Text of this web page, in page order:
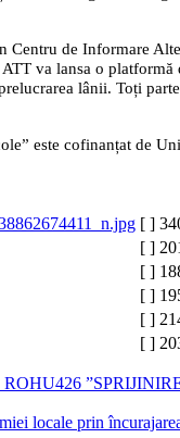
de Informare
va lansa o
lânii. Toți
este cofinanțat de
[ ]
[ ]
[ ]
[ ]
[ ]
[ ]
locale prin